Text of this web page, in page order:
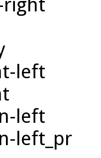
left
left
left_pr